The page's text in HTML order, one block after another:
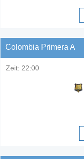
Colombia Primera A
Zeit: 22:00